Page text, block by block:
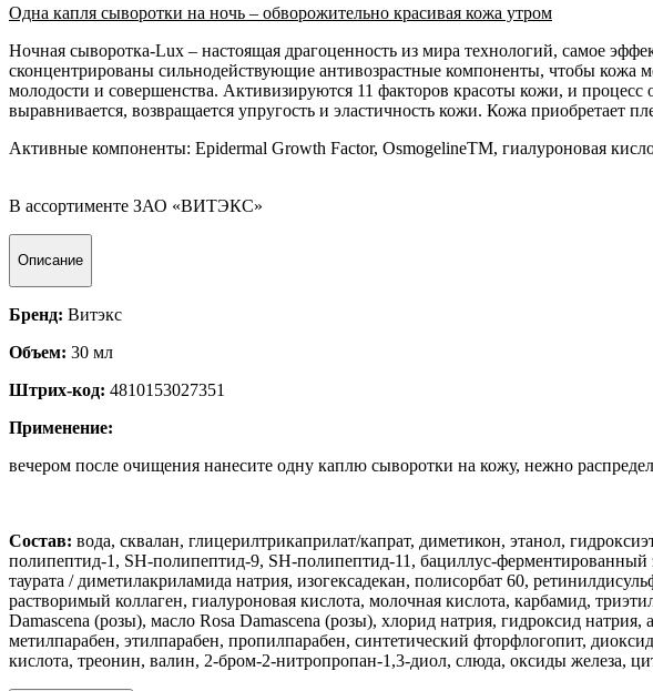
Одна капля сыворотки на ночь – обворожительно красивая кожа утром
Ночная сыворотка-Lux – настоящая драгоценность из мира технологий, самое
сконцентрированы сильнодействующие антивозрастные компоненты, чтобы кожа
молодости и совершенства. Активизируются 11 факторов красоты кожи, и
выравнивается, возвращается упругость и эластичность кожи. Кожа приобретает
Активные компоненты: Epidermal Growth Factor, ОsmogelineTM, гиалуроновая
В ассортименте ЗАО «ВИТЭКС»
Описание
Бренд: Витэкс
Объем: 30 мл
Штрих-код: 4810153027351
Применение:
вечером после очищения нанесите одну каплю сыворотки на кожу, нежно
Состав: вода, сквалан, глицерилтрикаприлат/капрат, диметикон, этанол,
полипептид-1, SH-полипептид-9, SH-полипептид-11, бациллус-
таурата / диметилакриламида натрия, изогексадекан, полисорбат 60,
растворимый коллаген, гиалуроновая кислота, молочная кислота, карбамид,
Damascena (розы), масло Rosa Damascena (розы), хлорид натрия, гидроксид
метилпарабен, этилпарабен, пропилпарабен, синтетический фторфлогопит,
кислота, треонин, валин, 2-бром-2-нитропропан-1,3-диол, слюда, оксиды железа,